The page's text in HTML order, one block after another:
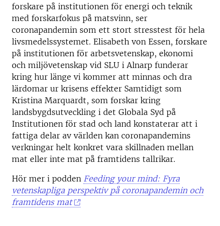
forskare på institutionen för energi och teknik
med forskarfokus på matsvinn, ser
coronapandemin som ett stort stresstest för hela
livsmedelssystemet. Elisabeth von Essen, forskare
på institutionen för arbetsvetenskap, ekonomi
och miljövetenskap vid SLU i Alnarp funderar
kring hur länge vi kommer att minnas och dra
lärdomar ur krisens effekter Samtidigt som
Kristina Marquardt, som forskar kring
landsbygdsutveckling i det Globala Syd på
Institutionen för stad och land konstaterar att i
fattiga delar av världen kan coronapandemins
verkningar helt konkret vara skillnaden mellan
mat eller inte mat på framtidens tallrikar.
Hör mer i podden Feeding your mind: Fyra
vetenskapliga perspektiv på coronapandemin och
framtidens mat